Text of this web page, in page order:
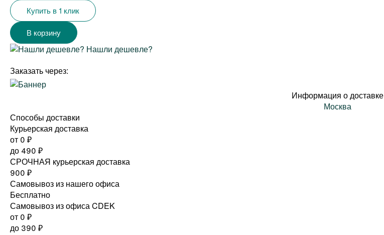
Купить в 1 клик
Нашли дешевле?
Заказать через:
Информация о доставке
Москва
Способы доставки
Курьерская доставка
от 0 ₽
до 490 ₽
СРОЧНАЯ курьерская доставка
900 ₽
Самовывоз из нашего офиса
Бесплатно
Самовывоз из офиса CDEK
от 0 ₽
до 390 ₽